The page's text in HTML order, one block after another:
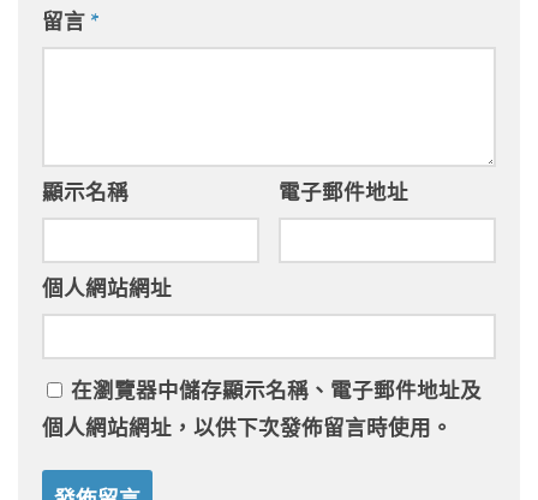
留言 *
顯示名稱 電子郵件地址
個人網站網址
在瀏覽器中儲存顯示名稱、電子郵件地址及
個人網站網址，以供下次發佈留言時使用。